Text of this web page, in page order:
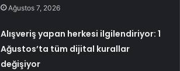
Ağustos 7, 2026
Alışveriş yapan herkesi ilgilendiriyor: 1
Ağustos’ta tüm dijital kurallar
değişiyor